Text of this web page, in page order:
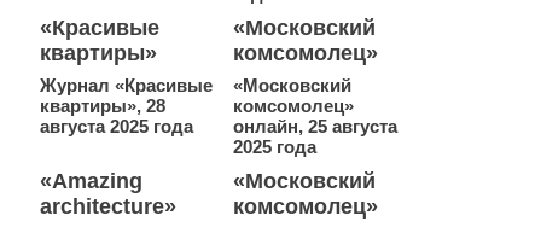
«Красивые
квартиры»
Журнал «Красивые
квартиры», 28
августа 2025 года
«Московский
комсомолец»
«Московский
комсомолец»
онлайн, 25 августа
2025 года
«Amazing
architecture»
«Московский
комсомолец»